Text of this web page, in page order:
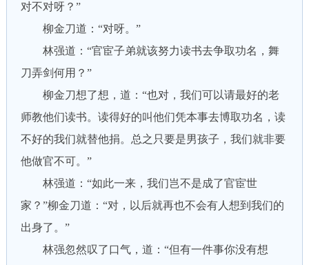
对不对呀？”
柳金刀道：“对呀。”
林强道：“官宦子弟就该努力读书去争取功名，舞
刀弄剑何用？”
柳金刀想了想，道：“也对，我们可以请最好的老
师教他们读书。读得好的叫他们凭本事去博取功名，读
不好的我们就替他捐。总之只要是男孩子，我们就非要
他做官不可。”
林强道：“如此一来，我们岂不是成了官宦世
家？”柳金刀道：“对，以后就再也不会有人想到我们的
出身了。”
林强忽然叹了口气，道：“但有一件事你没有想